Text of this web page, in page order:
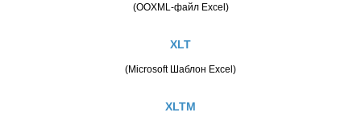
(OOXML-файл Excel)
XLT
(Microsoft Шаблон Excel)
XLTM